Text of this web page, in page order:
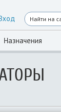
Назначения